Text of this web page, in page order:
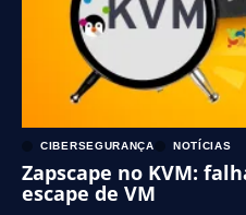
CIBERSEGURANÇA NOTÍCIAS
Zapscape no KVM:
escape de VM